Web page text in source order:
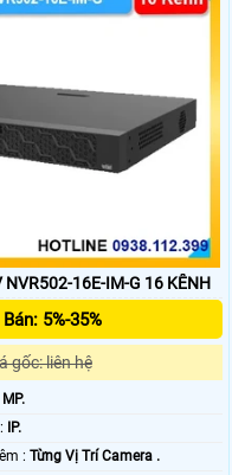
NVR502-16E-IM-G 16 KÊNH
5%-35%
gốc: liên hệ
®️ Công Nghệ Sử Dụng :
IP.
💡 Khoảng Cách Ban Đêm :Từng Vị Trí Camera .